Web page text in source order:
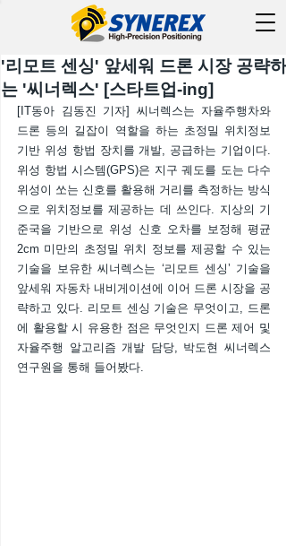
'리모트 센싱' 앞세워 드론 시장 공략하
는 '씨너렉스' [스타트업-ing]
[IT동아 김동진 기자] 씨너렉스는 자율주행차와
드론 등의 길잡이 역할을 하는 초정밀 위치정보
기반 위성 항법 장치를 개발, 공급하는 기업이다.
위성 항법 시스템(GPS)은 지구 궤도를 도는 다수
위성이 쏘는 신호를 활용해 거리를 측정하는 방식
으로 위치정보를 제공하는 데 쓰인다. 지상의 기
준국을 기반으로 위성 신호 오차를 보정해 평균
2cm 미만의 초정밀 위치 정보를 제공할 수 있는
기술을 보유한 씨너렉스는 ‘리모트 센싱’ 기술을
앞세워 자동차 내비게이션에 이어 드론 시장을 공
략하고 있다. 리모트 센싱 기술은 무엇이고, 드론
에 활용할 시 유용한 점은 무엇인지 드론 제어 및
자율주행 알고리즘 개발 담당, 박도현 씨너렉스
연구원을 통해 들어봤다.